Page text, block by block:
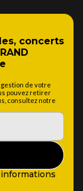
concerts
de votre
pouvez retirer
consultez notre